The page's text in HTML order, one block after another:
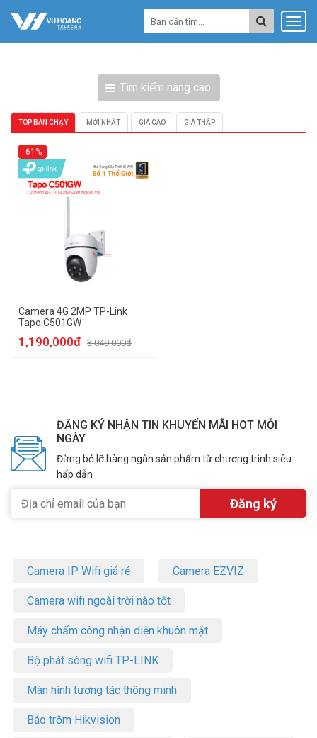
Tìm kiếm nâng cao
TOP BÁN CHẠY MỚI NHẤT GIÁ CAO GIÁ THẤP
-61%
Camera 4G 2MP TP-Link
Tapo C501GW
1,190,000đ 3,049,000đ
ĐĂNG KÝ NHẬN TIN KHUYẾN MÃI HOT MỖI
NGÀY
Đừng bỏ lỡ hàng ngàn sản phẩm từ chương trình siêu
hấp dẫn
Camera IP Wifi giá rẻ Camera EZVIZ
Camera wifi ngoài trời nào tốt
Máy chấm công nhận diện khuôn mặt
Bộ phát sóng wifi TP-LINK
Màn hình tương tác thông minh
Báo trộm Hikvision